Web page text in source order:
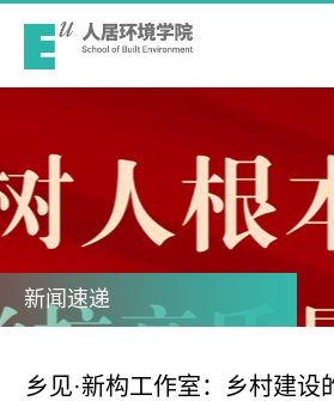
新闻速递
乡见·新构工作室：乡村建设